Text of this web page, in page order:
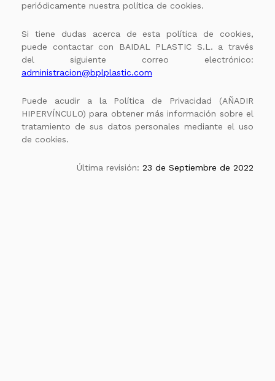
periódicamente nuestra política de cookies.
Si tiene dudas acerca de esta política de cookies,
puede contactar con BAIDAL PLASTIC S.L. a través
del siguiente correo electrónico:
administracion@bplplastic.com
Puede acudir a la Política de Privacidad (AÑADIR
HIPERVÍNCULO) para obtener más información sobre el
tratamiento de sus datos personales mediante el uso
de cookies.
Última revisión: 23 de Septiembre de 2022